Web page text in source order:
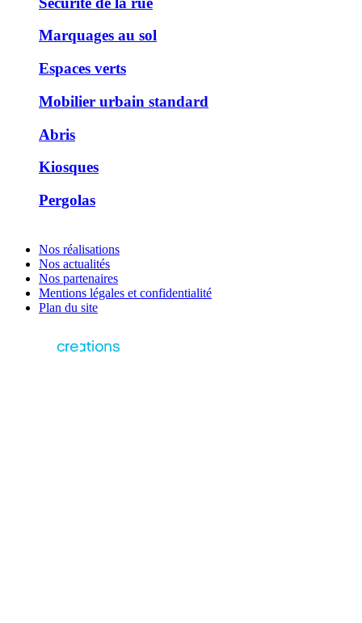
Marquages au sol
Espaces verts
Mobilier urbain standard
Abris
Kiosques
Pergolas
Nos réalisations
Nos actualités
Nos partenaires
Mentions légales et confidentialité
Plan du site